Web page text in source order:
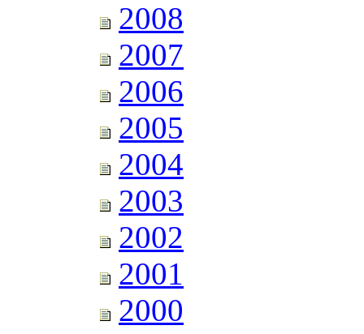
2008
2007
2006
2005
2004
2003
2002
2001
2000